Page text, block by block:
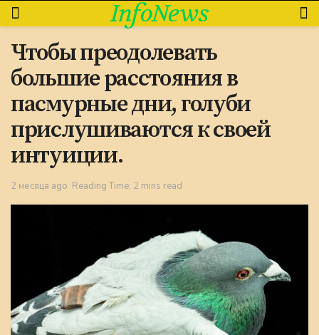
InfoNews
Чтобы преодолевать
большие расстояния в
пасмурные дни, голуби
прислушиваются к своей
интуиции.
2 месяца ago Reading Time: 2 mins read